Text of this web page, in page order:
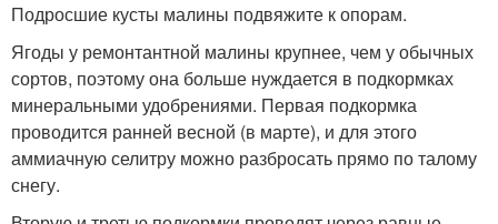
Подросшие кусты малины подвяжите к опорам.
Ягоды у ремонтантной малины крупнее, чем у обычных
сортов, поэтому она больше нуждается в подкормках
минеральными удобрениями. Первая подкормка
проводится ранней весной (в марте), и для этого
аммиачную селитру можно разбросать прямо по талому
снегу.